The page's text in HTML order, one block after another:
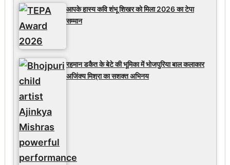
आपके हास्य कवि शंभू शिखर को मिला 2026 का टेपा
सम्मान
रहमान डकैत के बेटे की भूमिका में भोजपुरिया बाल कलाकार
अजिंक्य मिश्रा का सशक्त अभिनय